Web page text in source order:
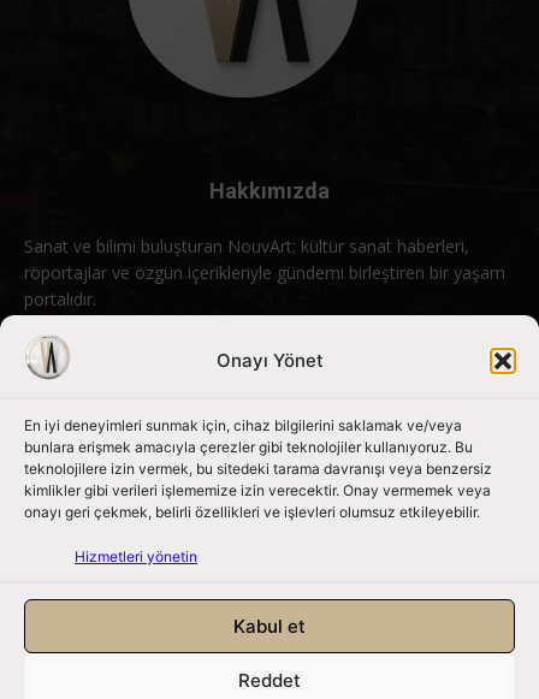
Onayı Yönet
En iyi deneyimleri sunmak için, cihaz bilgilerini saklamak ve/veya
bunlara erişmek amacıyla çerezler gibi teknolojiler kullanıyoruz. Bu
teknolojilere izin vermek, bu sitedeki tarama davranışı veya benzersiz
kimlikler gibi verileri işlememize izin verecektir. Onay vermemek veya
onayı geri çekmek, belirli özellikleri ve işlevleri olumsuz etkileyebilir.
Hizmetleri yönetin
Kabul et
Reddet
Hakkımızda
Sanat ve bilimi buluşturan NouvArt; kültür sanat haberleri,
röportajlar ve özgün içerikleriyle gündemi birleştiren bir yaşam
portalıdır.
Bizimle iletişime geçin: info@nouvart.net
Bizi Takip Edin